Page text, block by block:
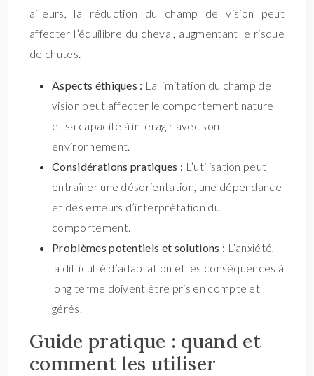
ailleurs, la réduction du champ de vision peut
affecter l’équilibre du cheval, augmentant le risque
de chutes.
Aspects éthiques : La limitation du champ de
vision peut affecter le comportement naturel
et sa capacité à interagir avec son
environnement.
Considérations pratiques : L’utilisation peut
entraîner une désorientation, une dépendance
et des erreurs d’interprétation du
comportement.
Problèmes potentiels et solutions : L’anxiété,
la difficulté d’adaptation et les conséquences à
long terme doivent être pris en compte et
gérés.
Guide pratique : quand et
comment les utiliser